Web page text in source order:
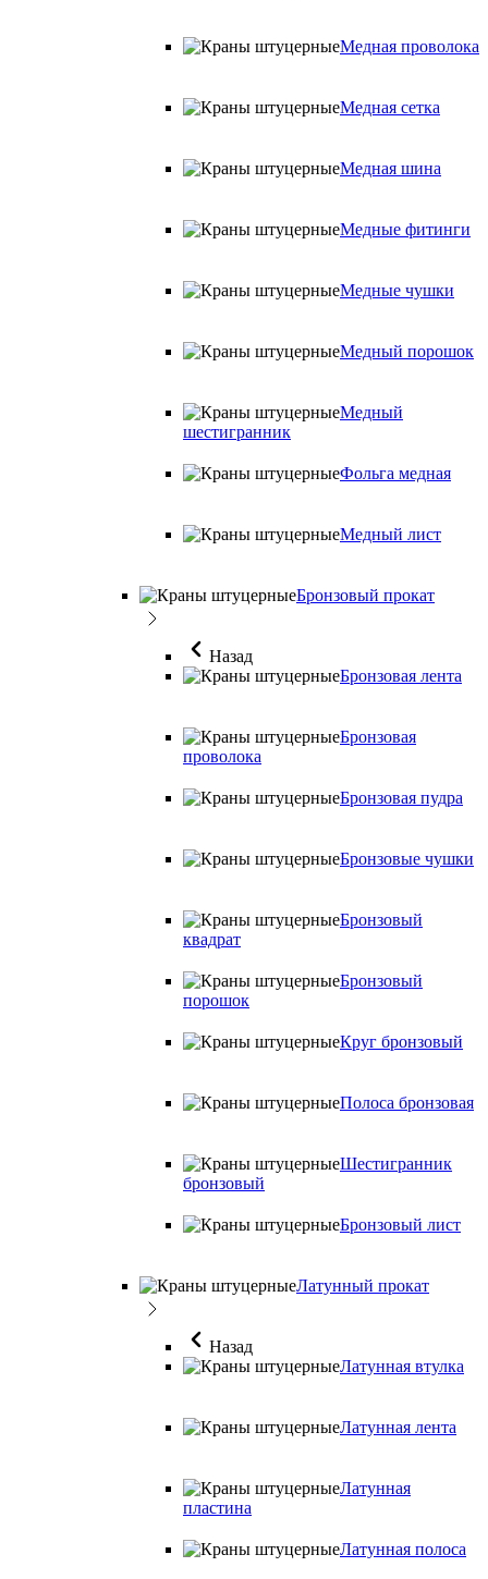
Медная проволока
Медная сетка
Медная шина
Медные фитинги
Медные чушки
Медный порошок
Медный
шестигранник
Фольга медная
Медный лист
Бронзовый прокат
Назад
Бронзовая лента
Бронзовая
проволока
Бронзовая пудра
Бронзовые чушки
Бронзовый
квадрат
Бронзовый
порошок
Круг бронзовый
Полоса бронзовая
Шестигранник
бронзовый
Бронзовый лист
Латунный прокат
Назад
Латунная втулка
Латунная лента
Латунная
пластина
Латунная полоса